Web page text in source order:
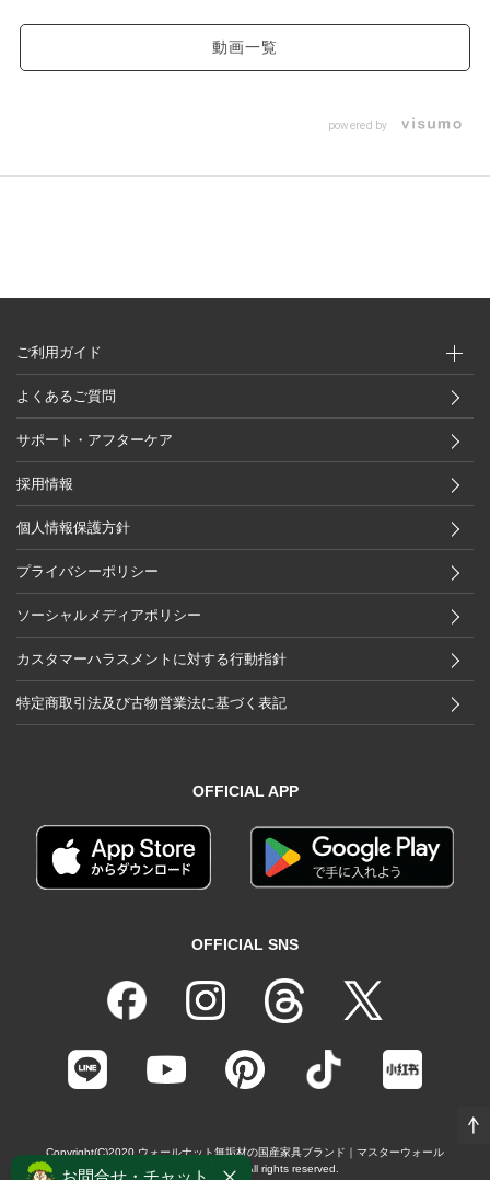
動画一覧
powered by
ご利用ガイド
よくあるご質問
サポート・アフターケア
採用情報
個人情報保護方針
プライバシーポリシー
ソーシャルメディアポリシー
カスタマーハラスメントに対する行動指針
特定商取引法及び古物営業法に基づく表記
OFFICIAL APP
OFFICIAL SNS
Copyright(C)2020 ウォールナット無垢材の国産家具ブランド｜マスターウォール
（MASTERWAL）
All rights reserved.
お問合せ・チャット